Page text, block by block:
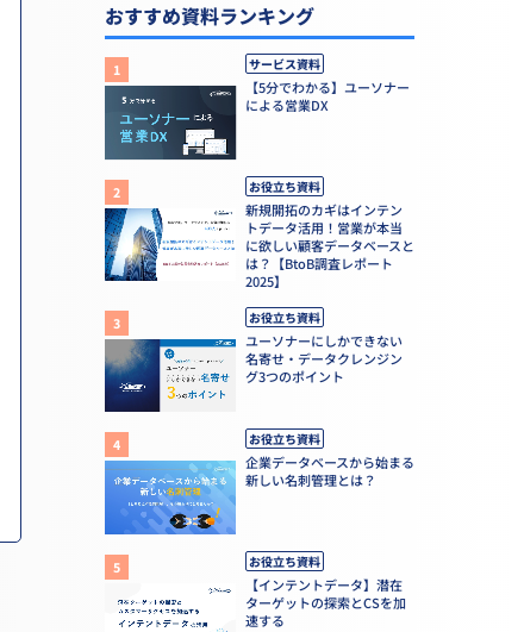
おすすめ資料ランキング
サービス資料
【5分でわかる】ユーソナー
による営業DX
お役立ち資料
新規開拓のカギはインテン
トデータ活用！営業が本当
に欲しい顧客データベースと
は？【BtoB調査レポート
2025】
お役立ち資料
ユーソナーにしかできない
名寄せ・データクレンジン
グ3つのポイント
お役立ち資料
企業データベースから始まる
新しい名刺管理とは？
お役立ち資料
【インテントデータ】潜在
ターゲットの探索とCSを加
速する